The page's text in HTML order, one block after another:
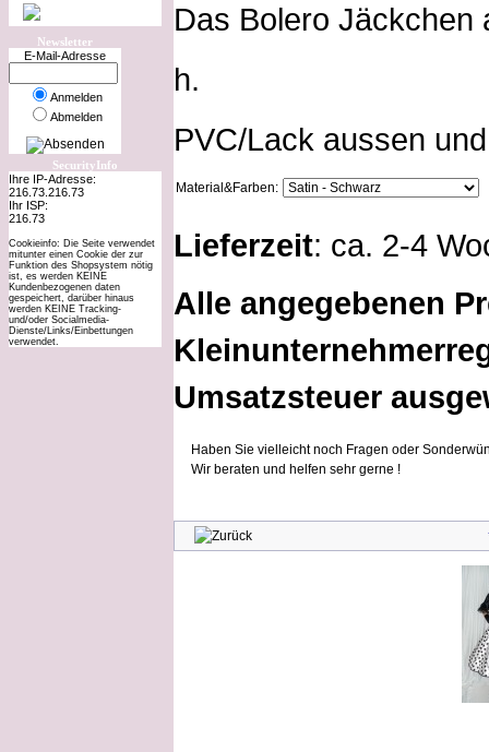
Newsletter
E-Mail-Adresse
Anmelden
Abmelden
SecurityInfo
Ihre IP-Adresse:
216.73.216.73
Ihr ISP:
216.73
Cookieinfo: Die Seite verwendet
mitunter einen Cookie der zur
Funktion des Shopsystem nötig
ist, es werden KEINE
Kundenbezogenen daten
gespeichert, darüber hinaus
werden KEINE Tracking-
und/oder Socialmedia-
Dienste/Links/Einbettungen
verwendet.
Das Bolero Jäckchen
h.
PVC/Lack aussen
Material&Farben:
Lieferzeit: ca. 2-4
Alle angegebenen
Umsatzsteuer
Haben Sie vielleicht noch Fragen oder
Wir beraten und helfen sehr gerne !